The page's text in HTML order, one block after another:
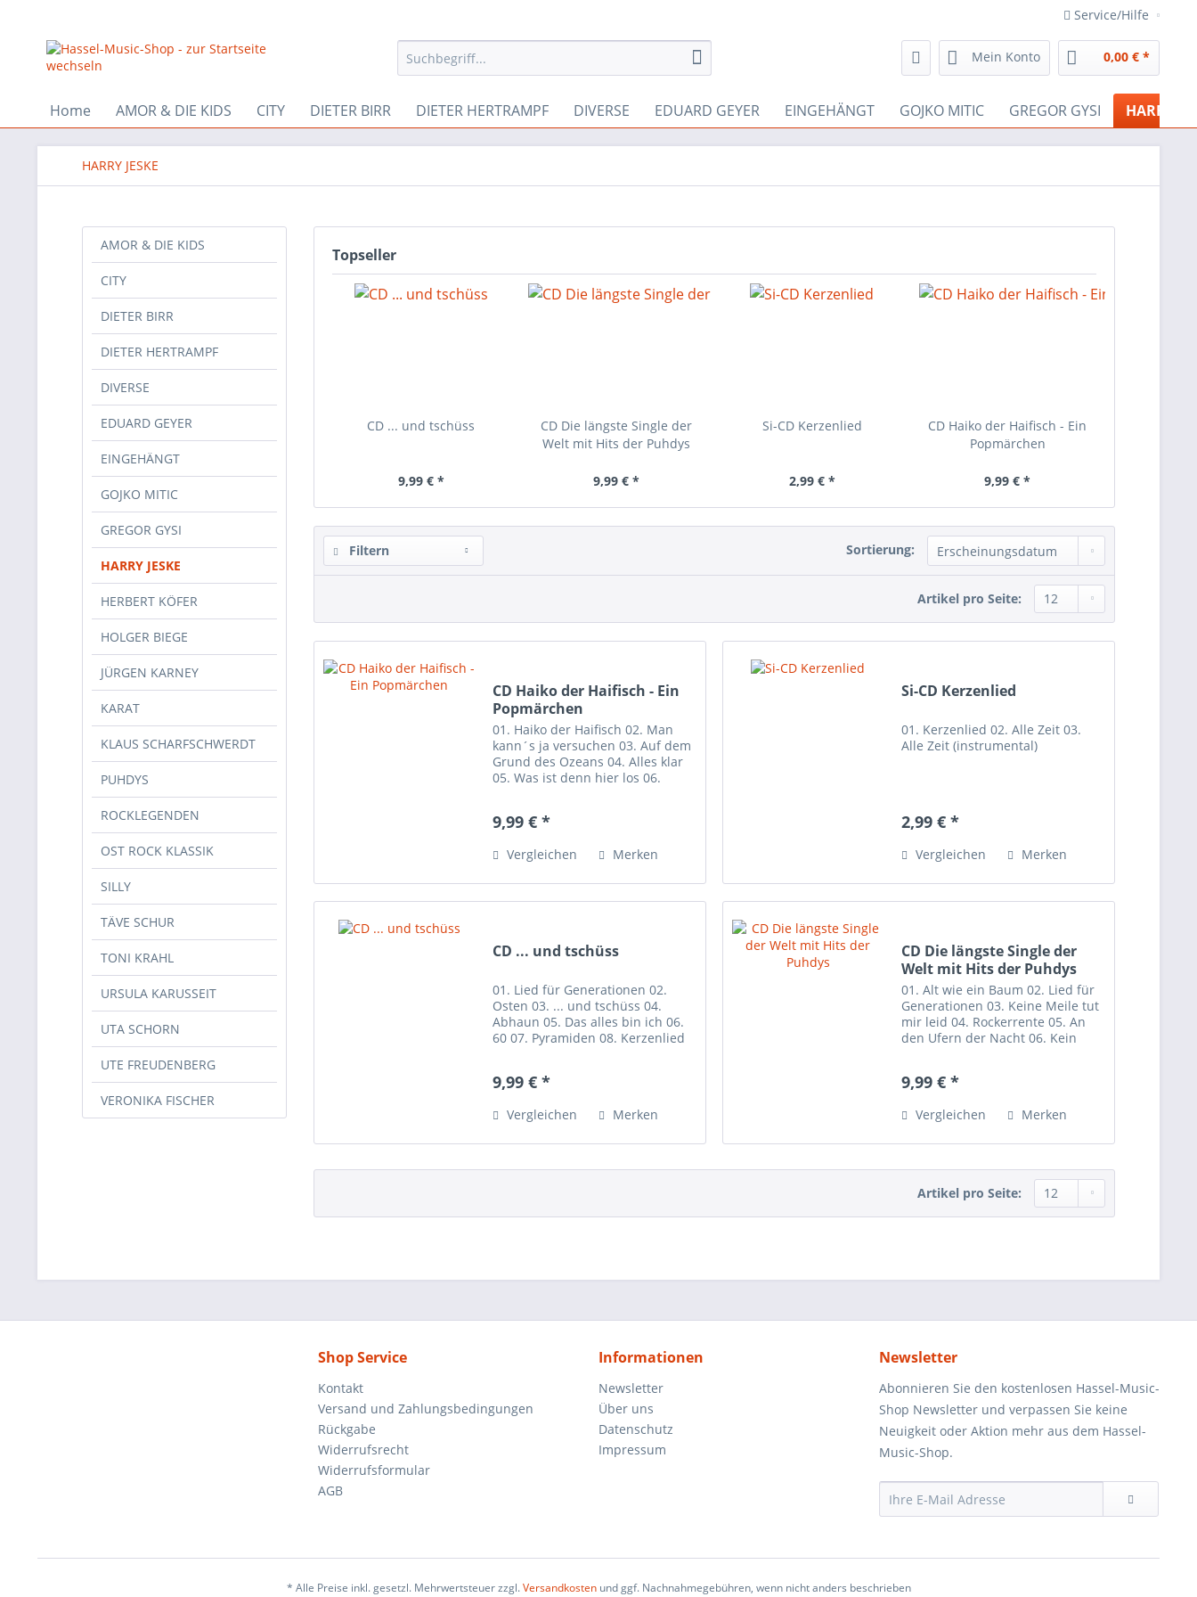
Service/Hilfe
Mein Konto 0,00 € *
Home AMOR & DIE KIDS CITY DIETER BIRR DIETER HERTRAMPF DIVERSE EDUARD GEYER EINGEHÄNGT GOJKO MITIC GREGOR GYSI HARRY
HARRY JESKE
AMOR & DIE KIDS
CITY
DIETER BIRR
DIETER HERTRAMPF
DIVERSE
EDUARD GEYER
EINGEHÄNGT
GOJKO MITIC
GREGOR GYSI
HARRY JESKE
HERBERT KÖFER
HOLGER BIEGE
JÜRGEN KARNEY
KARAT
KLAUS SCHARFSCHWERDT
PUHDYS
ROCKLEGENDEN
OST ROCK KLASSIK
SILLY
TÄVE SCHUR
TONI KRAHL
URSULA KARUSSEIT
UTA SCHORN
UTE FREUDENBERG
VERONIKA FISCHER
Topseller
CD ... und tschüss
9,99 € *
CD Die längste Single der
Welt mit Hits der Puhdys
9,99 € *
Si-CD Kerzenlied
2,99 € *
CD Haiko der Haifisch - Ein
Popmärchen
9,99 € *
Filtern Sortierung:
Artikel pro Seite:
CD Haiko der Haifisch - Ein
Popmärchen
01. Haiko der Haifisch 02. Man
kann´s ja versuchen 03. Auf dem
Grund des Ozeans 04. Alles klar
05. Was ist denn hier los 06.
Haiko der Haifisch (Discofassung)
9,99 € *
Vergleichen Merken
Si-CD Kerzenlied
01. Kerzenlied 02. Alle Zeit 03.
Alle Zeit (instrumental)
2,99 € *
Vergleichen Merken
CD ... und tschüss
01. Lied für Generationen 02.
Osten 03. ... und tschüss 04.
Abhaun 05. Das alles bin ich 06.
60 07. Pyramiden 08. Kerzenlied
9,99 € *
Vergleichen Merken
CD Die längste Single der
Welt mit Hits der Puhdys
01. Alt wie ein Baum 02. Lied für
Generationen 03. Keine Meile tut
mir leid 04. Rockerrente 05. An
den Ufern der Nacht 06. Kein
10. Ohne Schminke 11. TV-Show
9,99 € *
Vergleichen Merken
Artikel pro Seite:
Shop Service
Kontakt
Versand und Zahlungsbedingungen
Rückgabe
Widerrufsrecht
Widerrufsformular
AGB
Informationen
Newsletter
Über uns
Datenschutz
Impressum
Newsletter
Abonnieren Sie den kostenlosen Hassel-Music-
Shop Newsletter und verpassen Sie keine
Neuigkeit oder Aktion mehr aus dem Hassel-
Music-Shop.
* Alle Preise inkl. gesetzl. Mehrwertsteuer zzgl.Versandkostenund ggf. Nachnahmegebühren, wenn nicht anders beschrieben